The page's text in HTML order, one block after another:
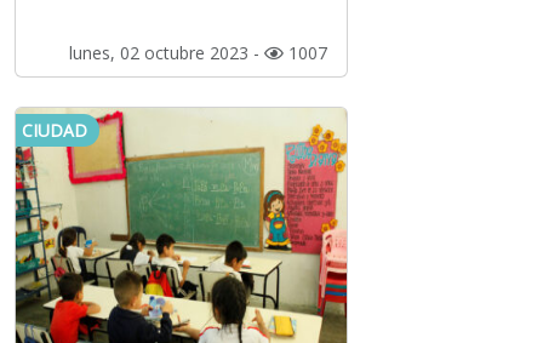
lunes, 02 octubre 2023 - 1007
CIUDAD